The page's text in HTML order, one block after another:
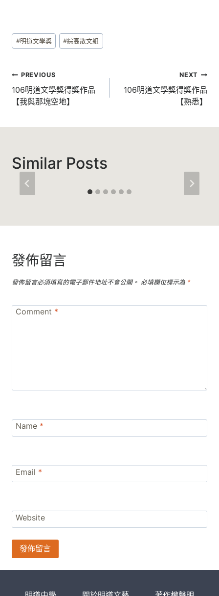
Post
Tags:
#明道文學獎 #綜高散文組
文
章
導
覽
PREVIOUS
106明道文學獎得獎作品
【我與那塊空地】
NEXT
106明道文學獎得獎作品
【熟悉】
Similar Posts
發佈留言
發佈留言必須填寫的電子郵件地址不會公開。 必填欄位標示為 *
Comment *
Name *
Email *
Website